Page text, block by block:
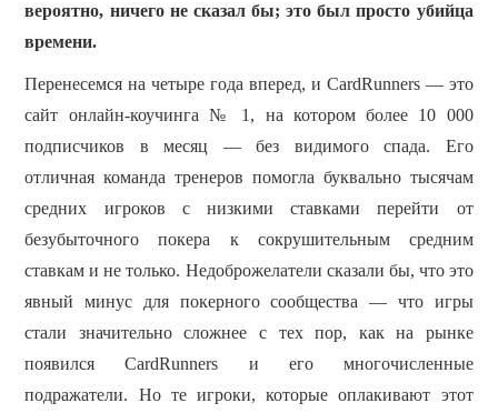
ПОКЕРНЫЕ РУМЫ
вероятно, ничего не сказал бы; это был просто убийца
времени.
Перенесемся на четыре года вперед, и CardRunners — это
сайт онлайн-коучинга № 1, на котором более 10 000
подписчиков в месяц — без видимого спада. Его
отличная команда тренеров помогла буквально тысячам
средних игроков с низкими ставками перейти от
безубыточного покера к сокрушительным средним
ставкам и не только. Недоброжелатели сказали бы, что это
явный минус для покерного сообщества — что игры
стали значительно сложнее с тех пор, как на рынке
появился CardRunners и его многочисленные
подражатели. Но те игроки, которые оплакивают этот